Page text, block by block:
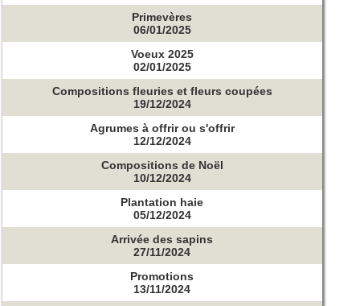
Primevères
06/01/2025
Voeux 2025
02/01/2025
Compositions fleuries et fleurs coupées
19/12/2024
Agrumes à offrir ou s'offrir
12/12/2024
Compositions de Noël
10/12/2024
Plantation haie
05/12/2024
Arrivée des sapins
27/11/2024
Promotions
13/11/2024